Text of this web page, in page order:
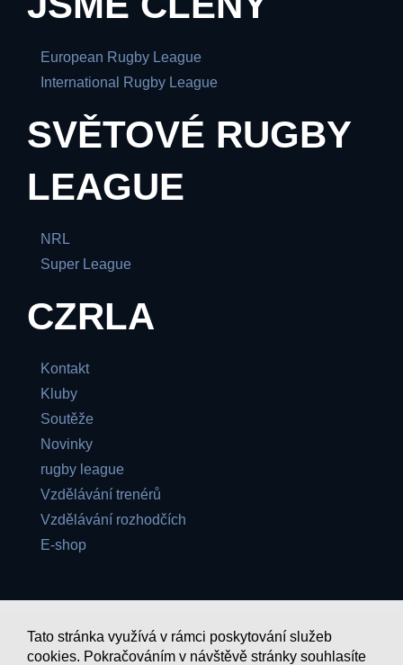
European Rugby League
International Rugby League
SVĚTOVÉ RUGBY
LEAGUE
NRL
Super League
CZRLA
Kontakt
Kluby
Soutěže
Novinky
rugby league
Vzdělávání trenérů
Vzdělávání rozhodčích
E-shop
Tato stránka využívá v rámci poskytování služeb
cookies. Pokračováním v návštěvě stránky souhlasíte